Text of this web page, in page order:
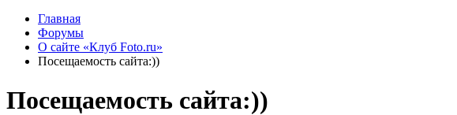
Главная
Форумы
О сайте «Клуб Foto.ru»
Посещаемость сайта:))
Посещаемость сайта:))